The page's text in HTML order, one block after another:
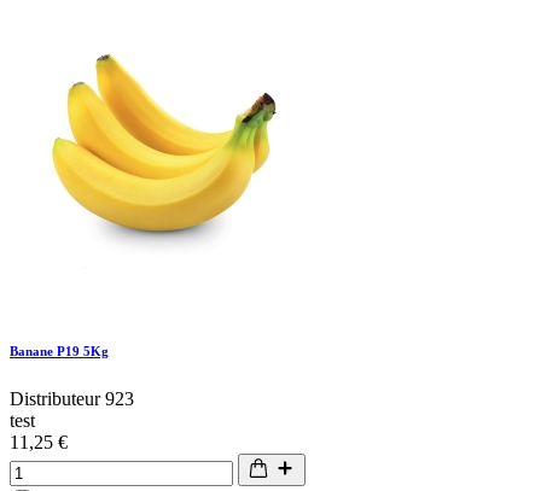
Banane P19 5Kg
Distributeur 923
test
11,25 €